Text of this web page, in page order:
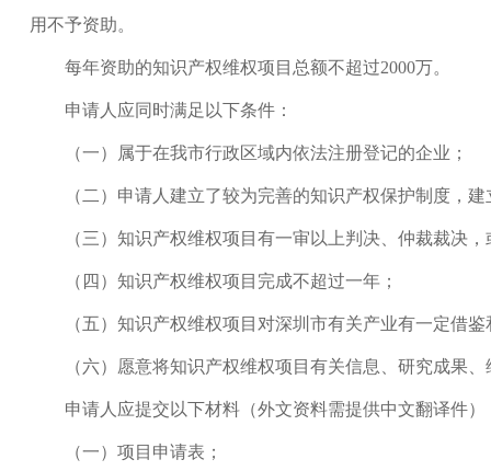
用不予资助。
每年资助的知识产权维权项目总额不超过2000万。
申请人应同时满足以下条件：
（一）属于在我市行政区域内依法注册登记的企业；
（二）申请人建立了较为完善的知识产权保护制度，建
（三）知识产权维权项目有一审以上判决、仲裁裁决，
（四）知识产权维权项目完成不超过一年；
（五）知识产权维权项目对深圳市有关产业有一定借鉴
（六）愿意将知识产权维权项目有关信息、研究成果、
申请人应提交以下材料（外文资料需提供中文翻译件）
（一）项目申请表；